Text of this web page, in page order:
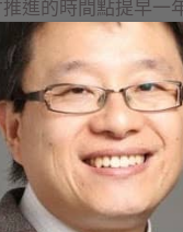
進的時間點提早一
星的美光，有機會
及海力士，美光